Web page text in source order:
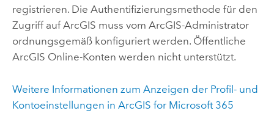
registrieren. Die Authentifizierungsmethode für den
Zugriff auf ArcGIS muss vom ArcGIS-Administrator
ordnungsgemäß konfiguriert werden. Öffentliche
ArcGIS Online-Konten werden nicht unterstützt.
Weitere Informationen zum Anzeigen der Profil- und
Kontoeinstellungen in ArcGIS for Microsoft 365